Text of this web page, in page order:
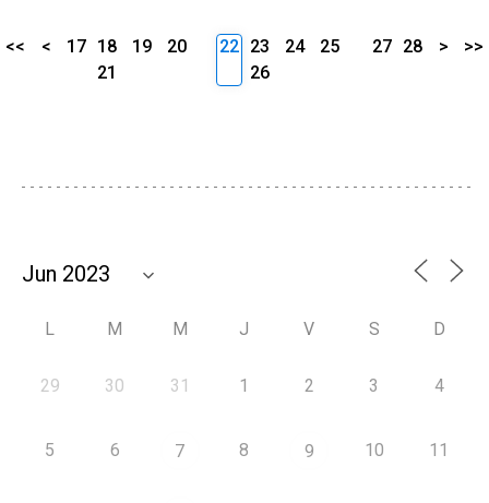
<< < 17 18 19
20
21
22 23 24
25
26
27 28 > >>
L M M J V S D
29 30 31 1 2 3 4
5 6 7 8 9 10 11